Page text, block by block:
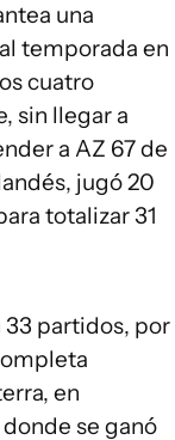
una
temporada en
cuatro
sin llegar a
a AZ 67 de
jugó 20
totalizar 31
33 partidos, por
en
se ganó